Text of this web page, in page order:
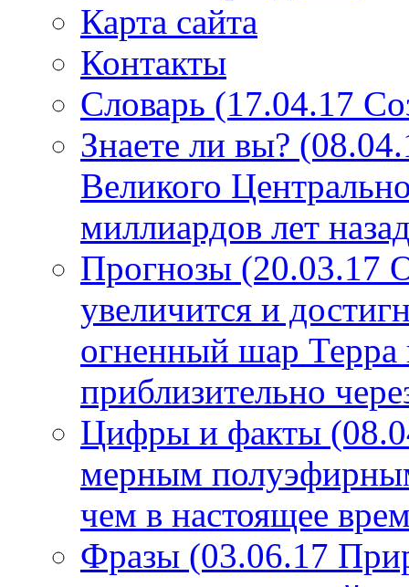
Карта сайта
Контакты
Словарь (17.04.17
Знаете ли вы?
Великого
миллиардов лет
Прогнозы (20.03.17
увеличится и
огненный шар Терра
приблизительно
Цифры и факты
мерным
чем в настоящее
Фразы (03.06.17